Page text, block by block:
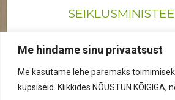
Me hindame sinu privaatsust
Me kasutame lehe paremaks
küpsiseid. Klikkides NÕUSTUN KÕIGIGA,
Reg nr: 12041719
Privaatsuspoliitika